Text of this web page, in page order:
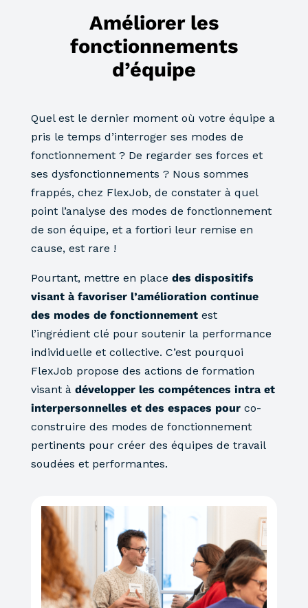
Améliorer les
fonctionnements
d’équipe
Quel est le dernier moment où votre équipe a
pris le temps d’interroger ses modes de
fonctionnement ? De regarder ses forces et
ses dysfonctionnements ? Nous sommes
frappés, chez FlexJob, de constater à quel
point l’analyse des modes de fonctionnement
de son équipe, et a fortiori leur remise en
cause, est rare !
Pourtant, mettre en place des dispositifs
visant à favoriser l’amélioration continue
des modes de fonctionnementest
l’ingrédient clé pour soutenir la performance
individuelle et collective. C’est pourquoi
FlexJob propose des actions de formation
visant à développer les compétences intra et
interpersonnelles et des espaces pour co-
construire des modes de fonctionnement
pertinents pour créer des équipes de travail
soudées et performantes.